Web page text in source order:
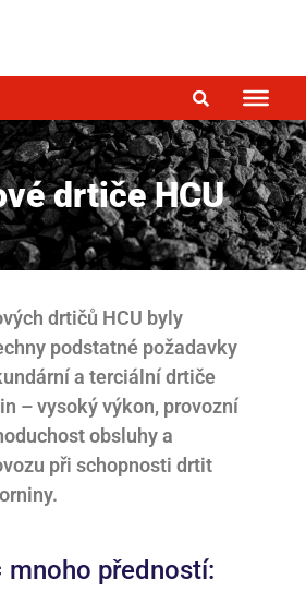
drtiče HCU
drtičů HCU byly
podstatné požadavky
a terciální drtiče
– vysoký výkon, provozní
obsluhy a
při schopnosti drtit
mnoho předností: